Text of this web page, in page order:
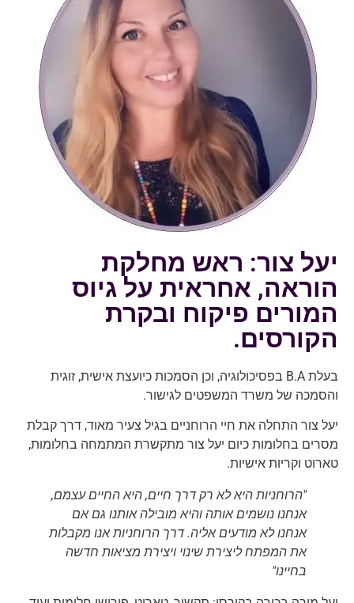
יעל צור: ראש מחלקת
הוראה, אחראית על גיוס
המורים פיקוח ובקרת
הקורסים.
בעלת B.A בפסיכולוגיה, וכן הסמכות כיועצת אישית, זוגית
והסמכה של משרד המשפטים לגישור.
יעל צור התחלה את חיי הרוחניים בגיל צעיר מאוד, דרך קבלת
מסרים בחלומות כיום יעל צור מתקשרת המתמחה בחלומות,
טארוט וקריות אישיות.
"הרוחניות היא לא רק דרך חיים, היא החיים עצמם,
אנחנו נושמים אותה והיא מובילה אותנו גם אם
אנחנו לא מודעים אליה. דרך הרוחניות אנו מקבלות
את המפתח ליצירת שינוי ויצירת מציאות חדשה
בחיינו"